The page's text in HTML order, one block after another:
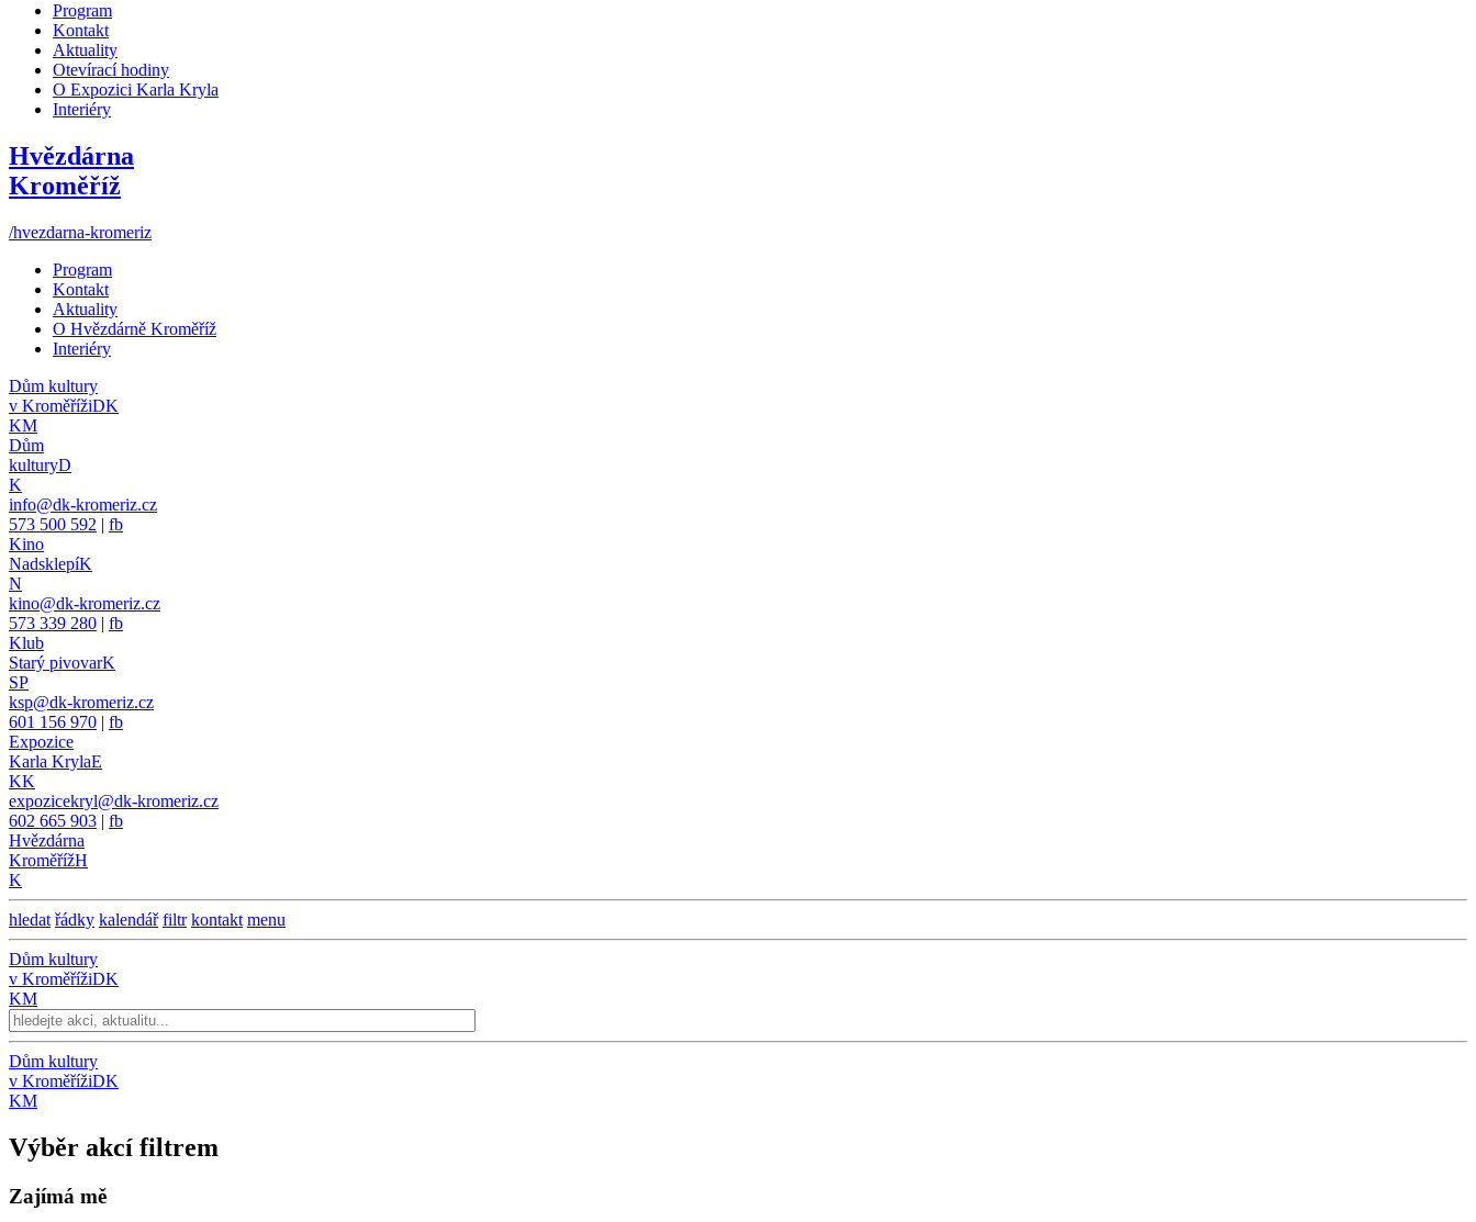
Program
Kontakt
Aktuality
Otevírací hodiny
O Expozici Karla Kryla
Interiéry
Hvězdárna
Kroměříž
/hvezdarna-kromeriz
Program
Kontakt
Aktuality
O Hvězdárně Kroměříž
Interiéry
Dům kultury
v KroměřížiDK
KM
Dům
kulturyD
K
info@dk-kromeriz.cz
573 500 592 | fb
Kino
NadsklepíK
N
kino@dk-kromeriz.cz
573 339 280 | fb
Klub
Starý pivovarK
SP
ksp@dk-kromeriz.cz
601 156 970 | fb
Expozice
Karla KrylaE
KK
expozicekryl@dk-kromeriz.cz
602 665 903 | fb
Hvězdárna
KroměřížH
K
hledat řádky kalendář filtr kontakt menu
Dům kultury
v KroměřížiDK
KM
Dům kultury
v KroměřížiDK
KM
Výběr akcí filtrem
Zajímá mě